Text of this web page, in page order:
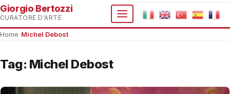
Giorgio Bertozzi
CURATORE D'ARTE
Home Michel Debost
Tag: Michel Debost